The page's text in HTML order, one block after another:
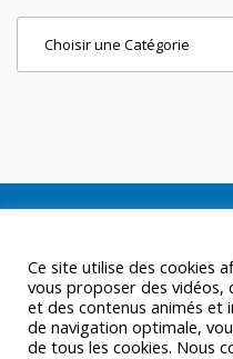
Ce site utilise des cookies
vous proposer des
et des contenus animés et
de navigation optimale,
de tous les cookies. Nous